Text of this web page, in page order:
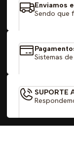
Enviamos
Sendo que
Sistemas
SUPORTE